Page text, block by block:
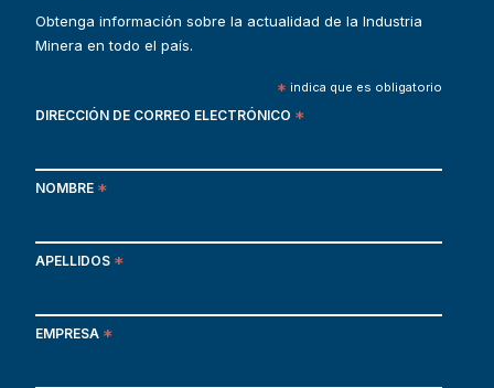
Obtenga información sobre la actualidad de la Industria
Minera en todo el país.
* indica que es obligatorio
DIRECCIÓN DE CORREO ELECTRÓNICO *
NOMBRE *
APELLIDOS *
EMPRESA *